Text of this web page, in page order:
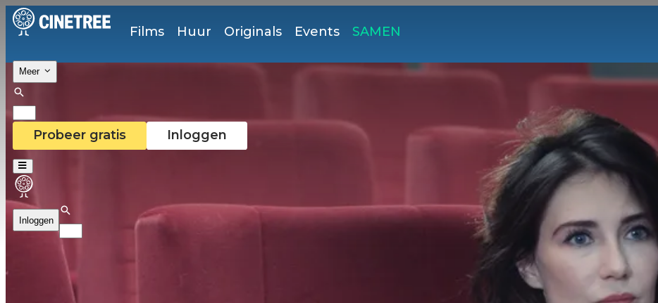
Films Huur Originals Events SAMEN
Meer
Probeer gratis Inloggen
Inloggen